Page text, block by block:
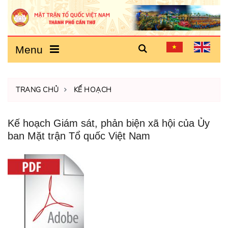
Menu
TRANG CHỦ KẾ HOẠCH
Kế hoạch Giám sát, phản biện xã hội của Ủy
ban Mặt trận Tổ quốc Việt Nam